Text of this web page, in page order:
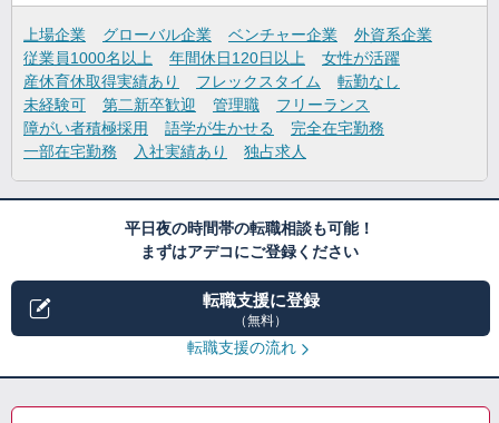
上場企業 グローバル企業 ベンチャー企業
外資系企業
従業員1000名以上
年間休日120日以上
女性が活躍
産休育休取得実績あり
フレックスタイム
転勤なし
未経験可
第二新卒歓迎 管理職
フリーランス
障がい者積極採用
語学が生かせる
完全在宅勤務
一部在宅勤務
入社実績あり 独占求人
平日夜の時間帯の転職相談も可能！
まずはアデコにご登録ください
転職支援に登録
（無料）
転職支援の流れ